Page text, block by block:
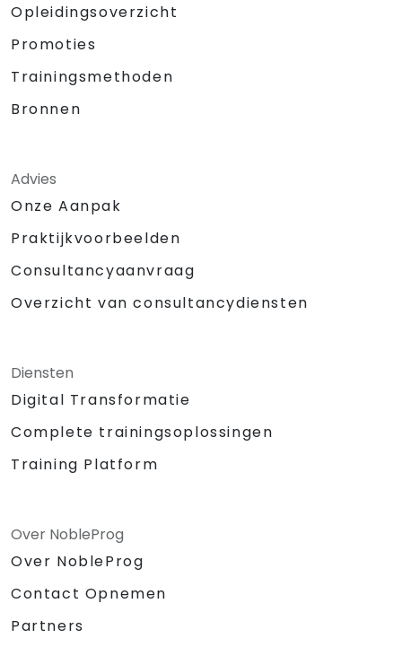
Opleidingsoverzicht
Promoties
Trainingsmethoden
Bronnen
Advies
Onze Aanpak
Praktijkvoorbeelden
Consultancyaanvraag
Overzicht van consultancydiensten
Diensten
Digital Transformatie
Complete trainingsoplossingen
Training Platform
Over NobleProg
Over NobleProg
Contact Opnemen
Partners